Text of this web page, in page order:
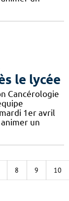
le lycée
Cancérologie
1er avril
un
8 9 10